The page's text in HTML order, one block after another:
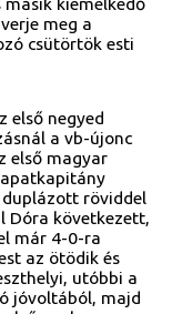
meg a
csütörtök esti
első negyed
a vb-újonc
első magyar
duplázott röviddel
Dóra következett,
már 4-0-ra
az ötödik és
utóbbi a
jóvoltából, majd